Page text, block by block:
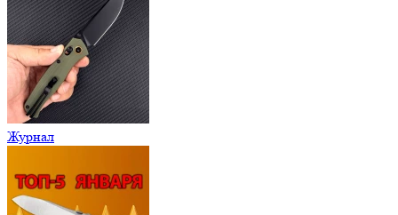
Журнал